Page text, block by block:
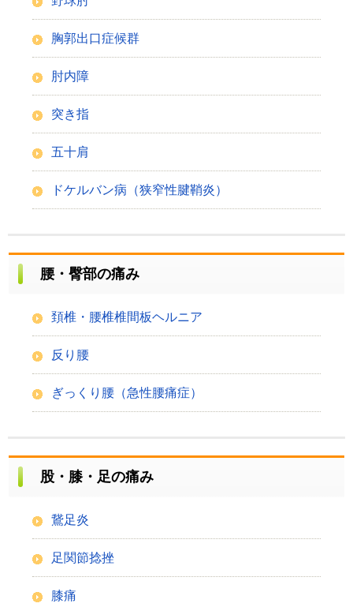
胸郭出口症候群
肘内障
突き指
五十肩
ドケルバン病（狭窄性腱鞘炎）
腰・臀部の痛み
頚椎・腰椎椎間板ヘルニア
反り腰
ぎっくり腰（急性腰痛症）
股・膝・足の痛み
鵞足炎
足関節捻挫
膝痛